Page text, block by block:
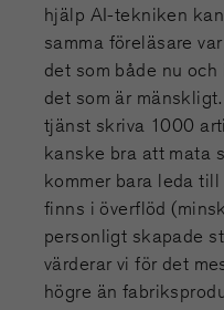
hjälp AI-tekniken
samma föreläsare
det som både nu
det som är
tjänst skriva 1000
kanske bra att mata
kommer bara leda
finns i överflöd
personligt skapade
värderar vi för det
högre än